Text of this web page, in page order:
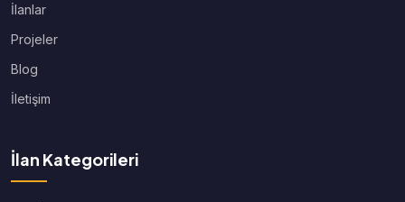
İlanlar
Projeler
Blog
İletişim
İlan Kategorileri